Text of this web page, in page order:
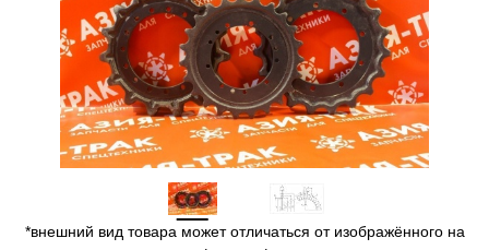
*внешний вид товара может отличаться от изображённого на